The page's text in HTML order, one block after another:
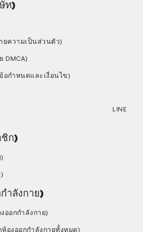
ท)
ยความเป็นส่วนตัว)
DMCA)
อกำหนดและเงื่อนไข)
ำลังกาย)
ออกกำลังกาย)
ห้องออกกำลังกายทั้งหมด)
ชิก)
LINE